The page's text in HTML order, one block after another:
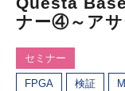
ナー④～アサ
セミナー
FPGA 検証